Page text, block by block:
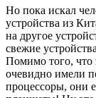
Но пока искал
устройства из
на другое
свежие
Помимо того, что
очевидно имели
процессоры, они